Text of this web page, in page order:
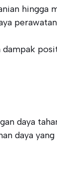
hingga
daya
daya